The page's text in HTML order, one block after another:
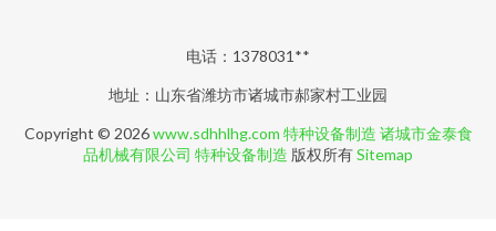
电话：1378031**
地址：山东省潍坊市诸城市郝家村工业园
Copyright © 2026www.sdhhlhg.com 特种设备制造 诸城市金泰食
品机械有限公司 特种设备制造 版权所有Sitemap